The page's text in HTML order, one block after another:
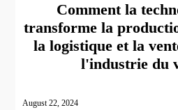
Comment la
transforme la
la logistique et la
l'industrie du
August 22, 2024